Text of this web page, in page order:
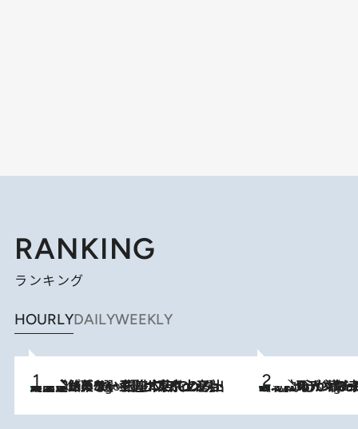
RANKING
ランキング
HOURLYDAILYWEEKLY
2 Hours Ago
【間違いのない王道・東京土産】資生堂パーラー 銀座本店でのみ出会える銘菓5選《極上プディング・濃厚チーズケーキ・ボンボンショコラほか》 2 Hours Ago
《北欧の人々の幸福度が高いのは…》元デンマーク親善大使が出会った“心が満たされる暮らし”「いいかげんにヒュッゲしなさい！」